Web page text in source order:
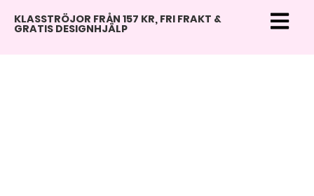
KLASSTRÖJOR FRÅN 157 KR, FRI FRAKT &
GRATIS DESIGNHJÄLP